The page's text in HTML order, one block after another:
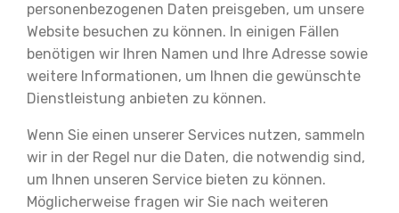
personenbezogenen Daten preisgeben, um unsere
Website besuchen zu können. In einigen Fällen
benötigen wir Ihren Namen und Ihre Adresse sowie
weitere Informationen, um Ihnen die gewünschte
Dienstleistung anbieten zu können.
Wenn Sie einen unserer Services nutzen, sammeln
wir in der Regel nur die Daten, die notwendig sind,
um Ihnen unseren Service bieten zu können.
Möglicherweise fragen wir Sie nach weiteren